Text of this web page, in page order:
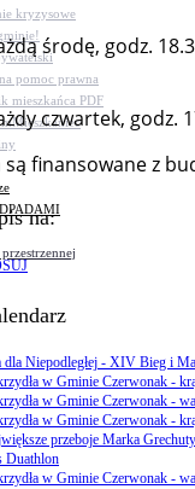
kryzysowe
pomoc prawna
mieszkańca PDF
środę, godz.
czwartek, godz.
są finansowane z
na:
dla Niepodległej - XIV Bieg i
w Gminie Czerwonak -
w Gminie Czerwonak -
w Gminie Czerwonak -
przeboje Marka
Duathlon
w Gminie Czerwonak -